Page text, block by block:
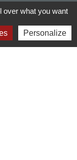
over what you want
Personalize